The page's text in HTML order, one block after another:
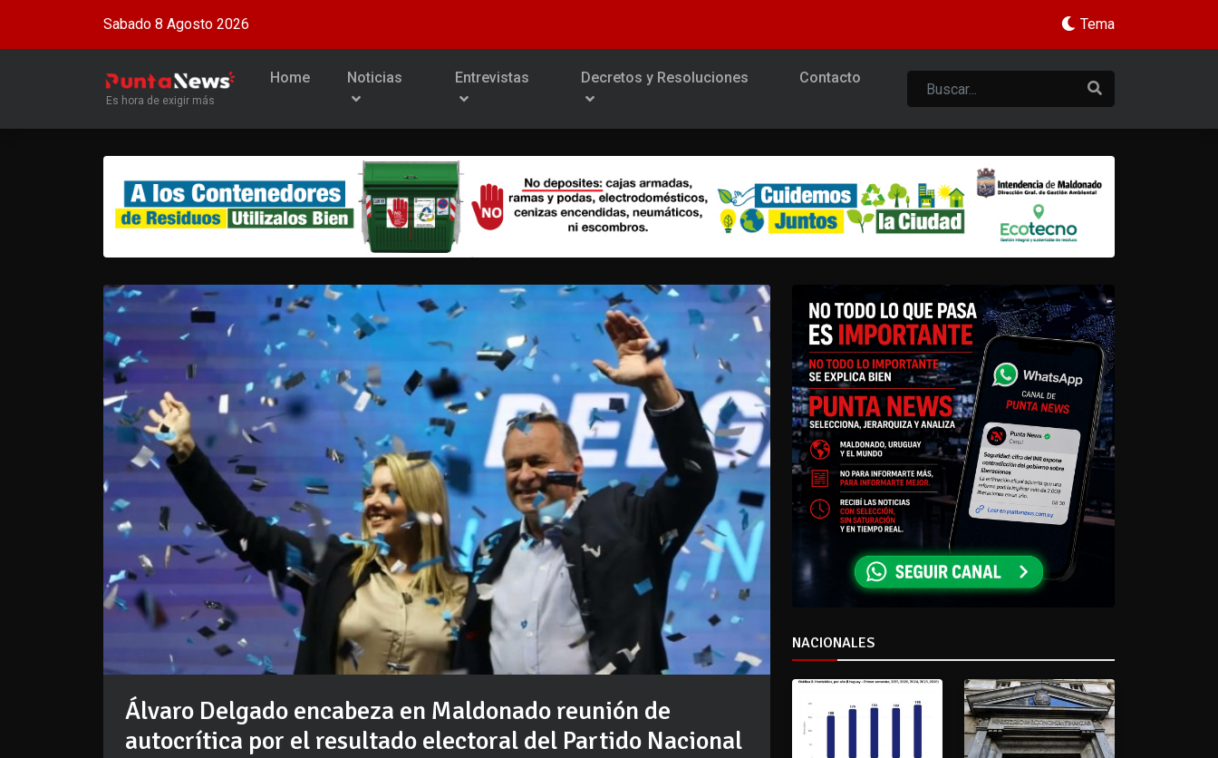
Sabado 8 Agosto 2026 Tema
Es hora de exigir más
Home Noticias Entrevistas Decretos y Resoluciones Contacto
Álvaro Delgado encabeza en Maldonado reunión de
autocrítica por el resultado electoral del Partido Nacional
NACIONALES